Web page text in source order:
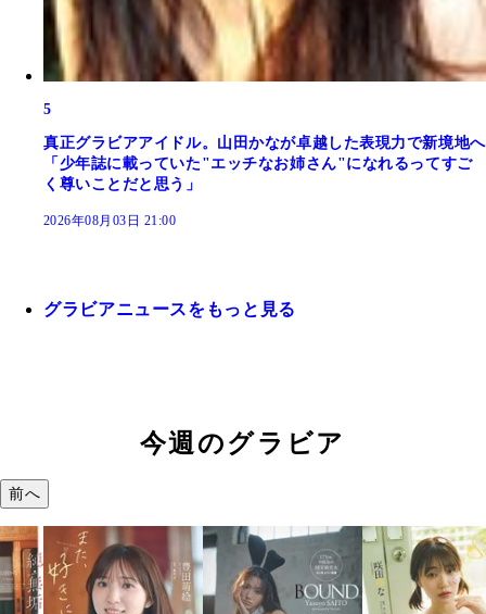
5
真正グラビアアイドル。山田かなが卓越した表現力で新境地へ
「少年誌に載っていた"エッチなお姉さん"になれるってすご
く尊いことだと思う」
2026年08月03日 21:00
グラビアニュースをもっと見る
今週のグラビア
前へ